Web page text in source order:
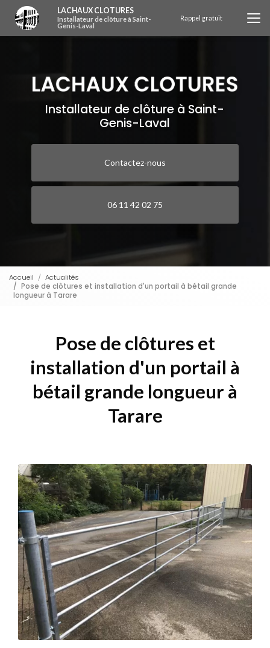
contenu
principal
LACHAUX CLOTURES
Installateur de clôture à Saint-
Genis-Laval
Rappel gratuit
Installateur de clôture à Saint-
Genis-Laval
Contactez-nous
06 11 42 02 75
Accueil
Actualités
Pose de clôtures et installation d'un portail à bétail grande
longueur à Tarare
Pose de clôtures et
installation d'un portail à
bétail grande longueur à
Tarare